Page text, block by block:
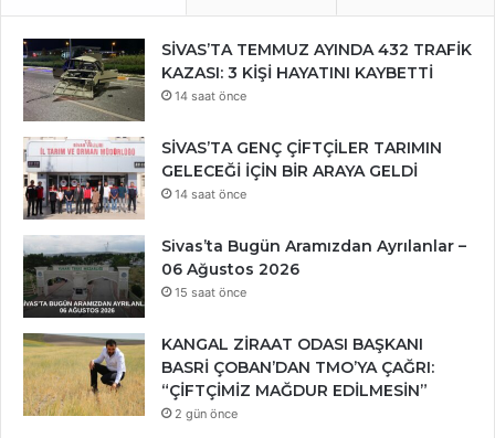
SİVAS’TA TEMMUZ AYINDA 432 TRAFİK
KAZASI: 3 KİŞİ HAYATINI KAYBETTİ
14 saat önce
SİVAS’TA GENÇ ÇİFTÇİLER TARIMIN
GELECEĞİ İÇİN BİR ARAYA GELDİ
14 saat önce
Sivas’ta Bugün Aramızdan Ayrılanlar –
06 Ağustos 2026
15 saat önce
KANGAL ZİRAAT ODASI BAŞKANI
BASRİ ÇOBAN’DAN TMO’YA ÇAĞRI:
“ÇİFTÇİMİZ MAĞDUR EDİLMESİN”
2 gün önce